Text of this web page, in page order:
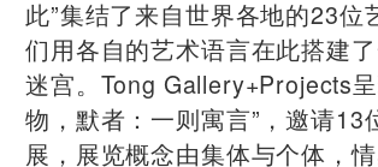
此”集结了来自世界各地的23位
们用各自的艺术语言在此搭建
迷宫。Tong Gallery+Projects
物，默者：一则寓⾔”，邀请13
展，展览概念由集体与个体，